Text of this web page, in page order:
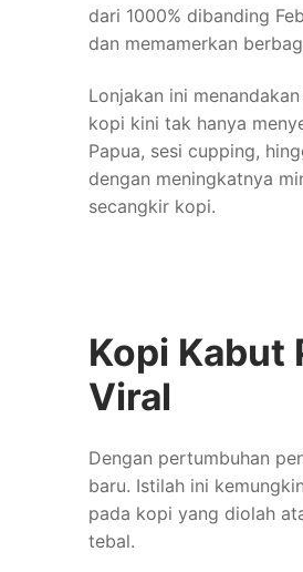
dari 1000% dibanding
dan memamerkan
Lonjakan ini
kopi kini tak hanya
Papua, sesi cupping,
dengan meningkatnya
secangkir kopi.
Kopi Kabut
Viral
Dengan pertumbuhan
baru. Istilah ini
pada kopi yang diolah
tebal.